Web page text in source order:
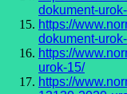
dokument-
https://
dokument-
https://
urok-15/
https://